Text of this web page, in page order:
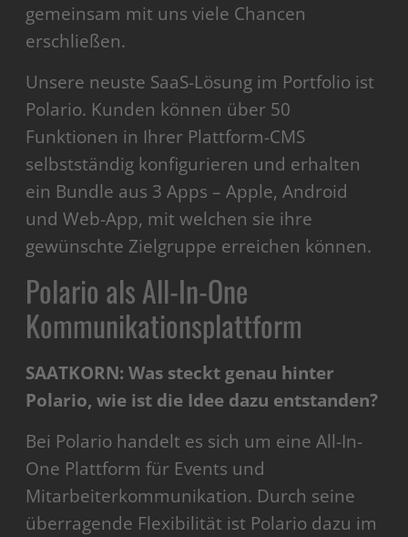
gemeinsam mit uns viele Chancen
erschließen.
Unsere neuste SaaS-Lösung im Portfolio ist
Polario. Kunden können über 50
Funktionen in Ihrer Plattform-CMS
selbstständig konfigurieren und erhalten
ein Bundle aus 3 Apps – Apple, Android
und Web-App, mit welchen sie ihre
gewünschte Zielgruppe erreichen können.
Polario als All-In-One
Kommunikationsplattform
SAATKORN: Was steckt genau hinter
Polario, wie ist die Idee dazu entstanden?
Bei Polario handelt es sich um eine All-In-
One Plattform für Events und
Mitarbeiterkommunikation. Durch seine
überragende Flexibilität ist Polario dazu im